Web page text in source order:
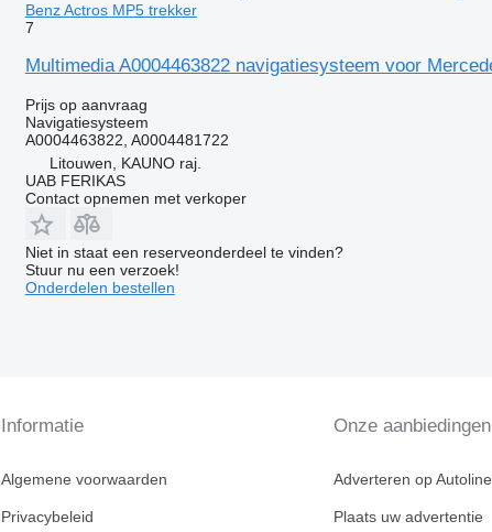
Benz Actros MP5 trekker
7
Multimedia A0004463822 navigatiesysteem voor
Prijs op aanvraag
Navigatiesysteem
A0004463822, A0004481722
Litouwen, KAUNO raj.
UAB FERIKAS
Contact opnemen met verkoper
Niet in staat een reserveonderdeel te vinden?
Stuur nu een verzoek!
Onderdelen bestellen
Informatie
Algemene voorwaarden
Privacybeleid
Onze aanbiedingen
Adverteren op Autoline
Plaats uw advertentie